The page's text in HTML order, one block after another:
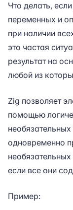
Что делать,
переменных и
при наличии
это частая
результат на
любой из
Zig позволяет
помощью
одновременно
если все они
Пример: